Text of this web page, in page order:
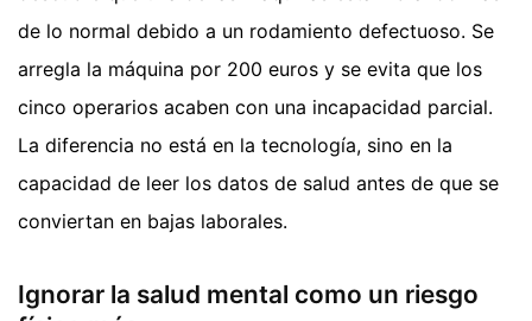
de lo normal debido a un rodamiento defectuoso. Se
arregla la máquina por 200 euros y se evita que los
cinco operarios acaben con una incapacidad parcial.
La diferencia no está en la tecnología, sino en la
capacidad de leer los datos de salud antes de que se
conviertan en bajas laborales.
Ignorar la salud mental como un riesgo